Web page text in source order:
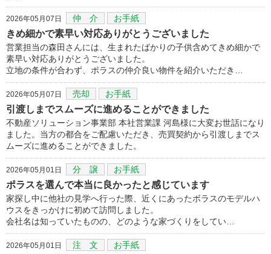
2026年05月07日 仲 介 お手紙
きめ細かで素早い対応ありがとうございました
営業担当の森田さんには、生まれたばかりの子供含めてきめ細かで
素早い対応ありがとうございました。
立地の条件が合わず、ポラスの仲介良い物件を紹介いただき…
2026年05月07日 売却 お手紙
引渡しまでスムーズに進めることができました
不動産ソリューション事業部 本社営業課 河島様に大変お世話になり
ました。当方の都合をご配慮いただき、売買契約から引渡しまでス
ムーズに進めることができました。
2026年05月01日 分 譲 お手紙
ポラスを選んで本当に良かったと感じています
家探し中に他社の見学へ行った際、近くにあったボラスのモデルハ
ウスをきっかけに初めて訪問しました。
会社名は知っていたものの、どのような家づくりをしてい…
2026年05月01日 注 文 お手紙